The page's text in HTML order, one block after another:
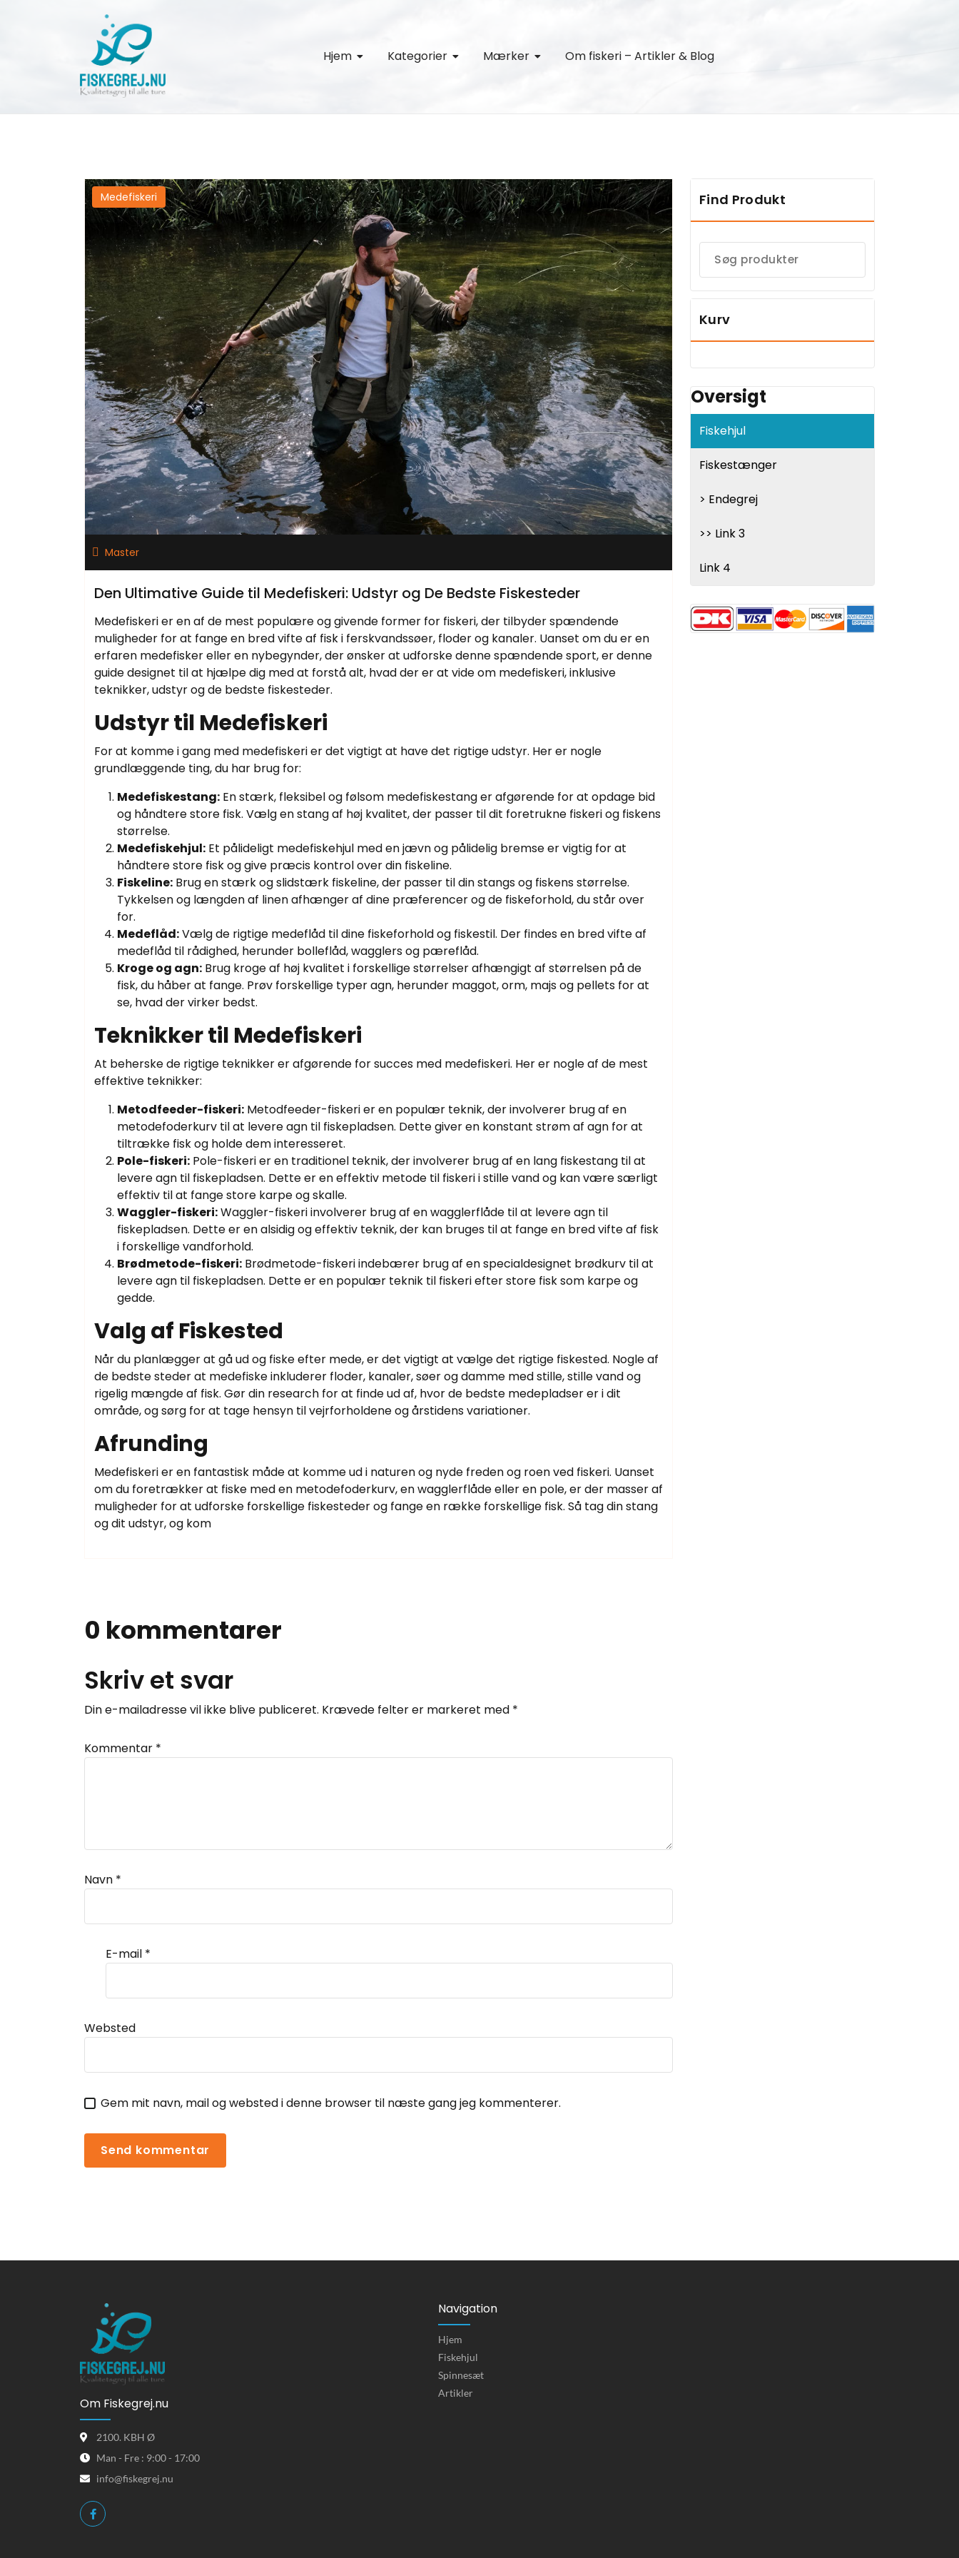
Hjem Kategorier Mærker Om fiskeri – Artikler & Blog
Medefiskeri
Master
Den Ultimative Guide til Medefiskeri: Udstyr og De Bedste Fiskesteder
Medefiskeri er en af ​​de mest populære og givende former for fiskeri, der tilbyder spændende
muligheder for at fange en bred vifte af fisk i ferskvandssøer, floder og kanaler. Uanset om du er en
erfaren medefisker eller en nybegynder, der ønsker at udforske denne spændende sport, er denne
guide designet til at hjælpe dig med at forstå alt, hvad der er at vide om medefiskeri, inklusive
teknikker, udstyr og de bedste fiskesteder.
Udstyr til Medefiskeri
For at komme i gang med medefiskeri er det vigtigt at have det rigtige udstyr. Her er nogle
grundlæggende ting, du har brug for:
Medefiskestang: En stærk, fleksibel og følsom medefiskestang er afgørende for at opdage bid
og håndtere store fisk. Vælg en stang af høj kvalitet, der passer til dit foretrukne fiskeri og fiskens
størrelse.
Medefiskehjul: Et pålideligt medefiskehjul med en jævn og pålidelig bremse er vigtig for at
håndtere store fisk og give præcis kontrol over din fiskeline.
Fiskeline: Brug en stærk og slidstærk fiskeline, der passer til din stangs og fiskens størrelse.
Tykkelsen og længden af ​​linen afhænger af dine præferencer og de fiskeforhold, du står over
for.
Medeflåd:Vælg de rigtige medeflåd til dine fiskeforhold og fiskestil. Der findes en bred vifte af
medeflåd til rådighed, herunder bolleflåd, wagglers og pæreflåd.
Kroge og agn: Brug kroge af høj kvalitet i forskellige størrelser afhængigt af størrelsen på de
fisk, du håber at fange. Prøv forskellige typer agn, herunder maggot, orm, majs og pellets for at
se, hvad der virker bedst.
Teknikker til Medefiskeri
At beherske de rigtige teknikker er afgørende for succes med medefiskeri. Her er nogle af de mest
effektive teknikker:
Metodfeeder-fiskeri: Metodfeeder-fiskeri er en populær teknik, der involverer brug af en
metodefoderkurv til at levere agn til fiskepladsen. Dette giver en konstant strøm af agn for at
tiltrække fisk og holde dem interesseret.
Pole-fiskeri: Pole-fiskeri er en traditionel teknik, der involverer brug af en lang fiskestang til at
levere agn til fiskepladsen. Dette er en effektiv metode til fiskeri i stille vand og kan være særligt
effektiv til at fange store karpe og skalle.
Waggler-fiskeri:Waggler-fiskeri involverer brug af en wagglerflåde til at levere agn til
fiskepladsen. Dette er en alsidig og effektiv teknik, der kan bruges til at fange en bred vifte af fisk
i forskellige vandforhold.
Brødmetode-fiskeri: Brødmetode-fiskeri indebærer brug af en specialdesignet brødkurv til at
levere agn til fiskepladsen. Dette er en populær teknik til fiskeri efter store fisk som karpe og
gedde.
Valg af Fiskested
Når du planlægger at gå ud og fiske efter mede, er det vigtigt at vælge det rigtige fiskested. Nogle af
de bedste steder at medefiske inkluderer floder, kanaler, søer og damme med stille, stille vand og
rigelig mængde af fisk. Gør din research for at finde ud af, hvor de bedste medepladser er i dit
område, og sørg for at tage hensyn til vejrforholdene og årstidens variationer.
Afrunding
Medefiskeri er en fantastisk måde at komme ud i naturen og nyde freden og roen ved fiskeri. Uanset
om du foretrækker at fiske med en metodefoderkurv, en wagglerflåde eller en pole, er der masser af
muligheder for at udforske forskellige fiskesteder og fange en række forskellige fisk. Så tag din stang
og dit udstyr, og kom
0 kommentarer
Skriv et svar
Din e-mailadresse vil ikke blive publiceret. Krævede felter er markeret med *
Kommentar *
Navn *
E-mail *
Websted
Gem mit navn, mail og websted i denne browser til næste gang jeg kommenterer.
Find Produkt
Kurv
Oversigt
Fiskehjul
Fiskestænger
> Endegrej
>> Link 3
Link 4
Om Fiskegrej.nu
2100. KBH Ø
Man - Fre : 9:00 - 17:00
info@fiskegrej.nu
Navigation
Hjem
Fiskehjul
Spinnesæt
Artikler